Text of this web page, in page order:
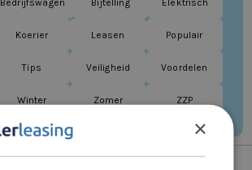
Bedrijfswagen Bijtelling Elektrisch
Koerier Leasen Populair
Tips Veiligheid Voordelen
Winter Zomer ZZP
×